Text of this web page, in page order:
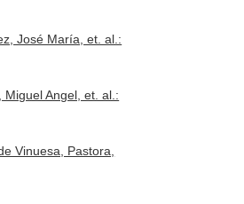
José María, et. al.:
Angel, et. al.:
Vinuesa, Pastora,